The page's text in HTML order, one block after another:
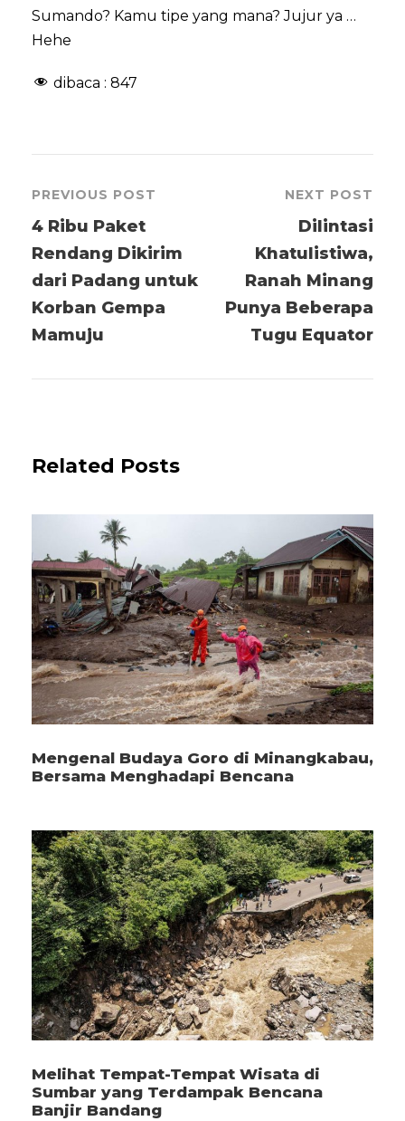
Sumando? Kamu tipe yang mana? Jujur ya …
Hehe
dibaca : 847
PREVIOUS POST
4 Ribu Paket
Rendang Dikirim
dari Padang untuk
Korban Gempa
Mamuju
NEXT POST
Dilintasi
Khatulistiwa,
Ranah Minang
Punya Beberapa
Tugu Equator
Related Posts
Mengenal Budaya Goro di Minangkabau,
Bersama Menghadapi Bencana
Melihat Tempat-Tempat Wisata di
Sumbar yang Terdampak Bencana
Banjir Bandang